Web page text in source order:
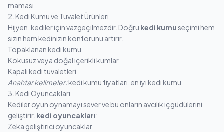
maması
2. Kedi Kumu ve Tuvalet Ürünleri
Hijyen, kediler için vazgeçilmezdir. Doğru kedi kumu seçimi hem
sizin hem kedinizin konforunu artırır.
Topaklanan kedi kumu
Kokusuz veya doğal içerikli kumlar
Kapalı kedi tuvaletleri
Anahtar kelimeler:kedi kumu fiyatları, en iyi kedi kumu
3. Kedi Oyuncakları
Kediler oyun oynamayı sever ve bu onların avcılık içgüdülerini
geliştirir. kedi oyuncakları:
Zeka geliştirici oyuncaklar